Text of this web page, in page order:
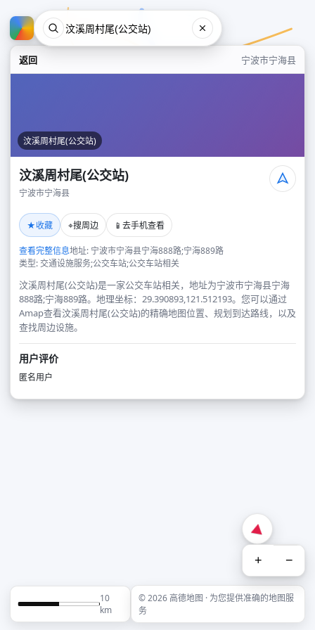
返回 宁波市宁海县
汶溪周村尾(公交站)
汶溪周村尾(公交站)
宁波市宁海县
★收藏 ⌖搜周边 📱 去手机查看
查看完整信息地址: 宁波市宁海县宁海888路;宁海889路
类型: 交通设施服务;公交车站;公交车站相关
汶溪周村尾(公交站)是一家公交车站相关，地址为宁波市宁海县宁海
888路;宁海889路。地理坐标：29.390893,121.512193。您可以通过
Amap查看汶溪周村尾(公交站)的精确地图位置、规划到达路线，以及
查找周边设施。
用户评价
匿名用户
+ −
10
km
© 2026 高德地图 · 为您提供准确的地图服
务